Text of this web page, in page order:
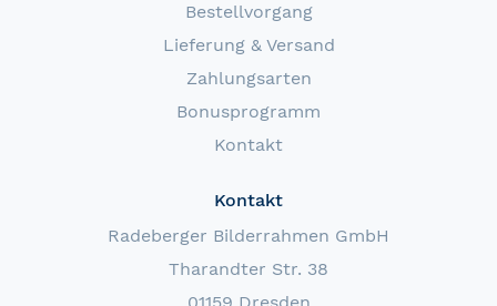
Bestellvorgang
Lieferung & Versand
Zahlungsarten
Bonusprogramm
Kontakt
Kontakt
Radeberger Bilderrahmen GmbH
Tharandter Str. 38